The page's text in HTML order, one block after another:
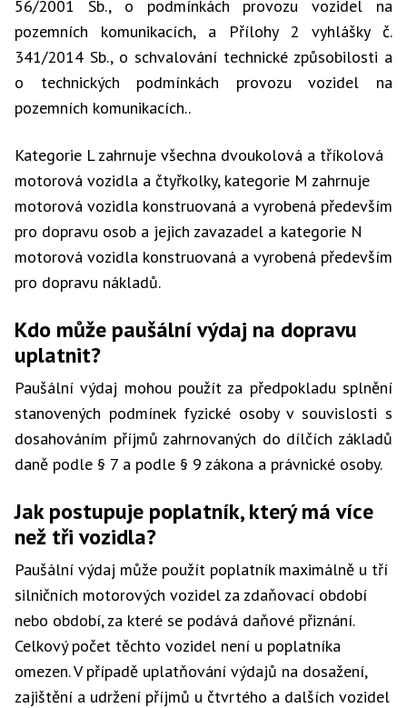
56/2001 Sb., o podmínkách provozu vozidel na
pozemních komunikacích, a Přílohy 2 vyhlášky č.
341/2014 Sb., o schvalování technické způsobilosti a
o technických podmínkách provozu vozidel na
pozemních komunikacích..
Kategorie L zahrnuje všechna dvoukolová a tříkolová
motorová vozidla a čtyřkolky, kategorie M zahrnuje
motorová vozidla konstruovaná a vyrobená především
pro dopravu osob a jejich zavazadel a kategorie N
motorová vozidla konstruovaná a vyrobená především
pro dopravu nákladů.
Kdo může paušální výdaj na dopravu
uplatnit?
Paušální výdaj mohou použít za předpokladu splnění
stanovených podmínek fyzické osoby v souvislosti s
dosahováním příjmů zahrnovaných do dílčích základů
daně podle § 7 a podle § 9 zákona a právnické osoby.
Jak postupuje poplatník, který má více
než tři vozidla?
Paušální výdaj může použít poplatník maximálně u tří
silničních motorových vozidel za zdaňovací období
nebo období, za které se podává daňové přiznání.
Celkový počet těchto vozidel není u poplatníka
omezen. V případě uplatňování výdajů na dosažení,
zajištění a udržení příjmů u čtvrtého a dalších vozidel